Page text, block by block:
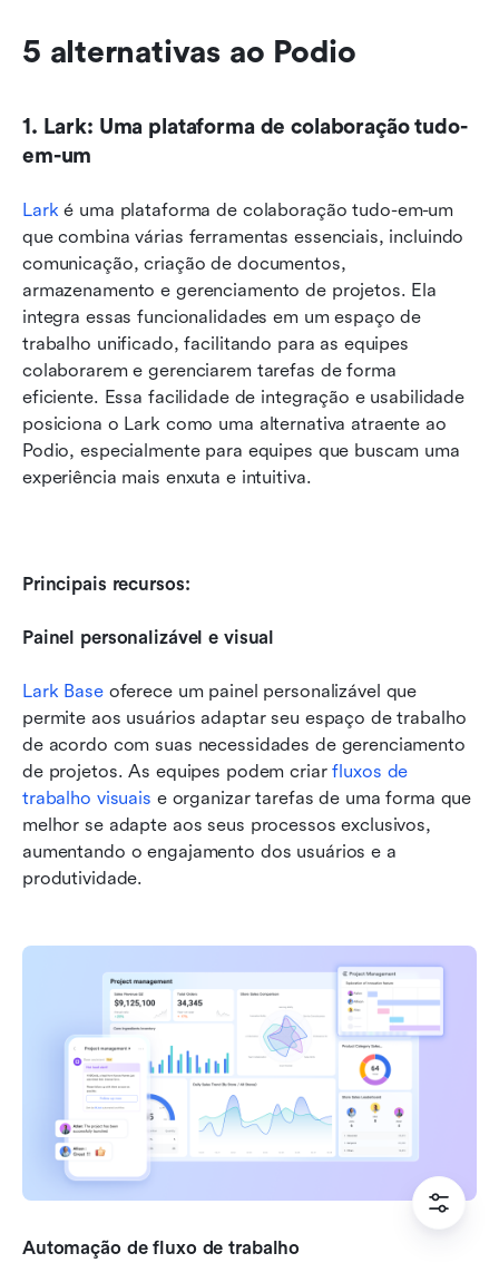
5 alternativas ao Podio
1. Lark: Uma plataforma de colaboração tudo-
em-um
Lark é uma plataforma de colaboração tudo-em-um
que combina várias ferramentas essenciais, incluindo
comunicação, criação de documentos,
armazenamento e gerenciamento de projetos. Ela
integra essas funcionalidades em um espaço de
trabalho unificado, facilitando para as equipes
colaborarem e gerenciarem tarefas de forma
eficiente. Essa facilidade de integração e usabilidade
posiciona o Lark como uma alternativa atraente ao
Podio, especialmente para equipes que buscam uma
experiência mais enxuta e intuitiva.
Principais recursos:
Painel personalizável e visual
Lark Base oferece um painel personalizável que
permite aos usuários adaptar seu espaço de trabalho
de acordo com suas necessidades de gerenciamento
de projetos. As equipes podem criar fluxos de
trabalho visuais e organizar tarefas de uma forma que
melhor se adapte aos seus processos exclusivos,
aumentando o engajamento dos usuários e a
produtividade.
Automação de fluxo de trabalho